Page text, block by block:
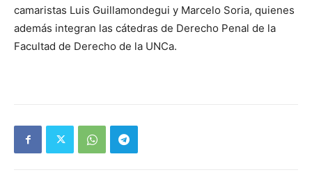
camaristas Luis Guillamondegui y Marcelo Soria, quienes
además integran las cátedras de Derecho Penal de la
Facultad de Derecho de la UNCa.